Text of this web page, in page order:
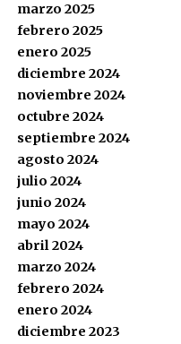
marzo 2025
febrero 2025
enero 2025
diciembre 2024
noviembre 2024
octubre 2024
septiembre 2024
agosto 2024
julio 2024
junio 2024
mayo 2024
abril 2024
marzo 2024
febrero 2024
enero 2024
diciembre 2023